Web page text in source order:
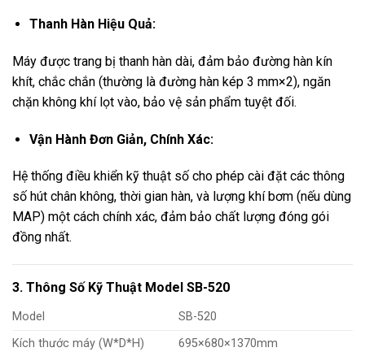
Thanh Hàn Hiệu Quả:
Máy được trang bị thanh hàn dài, đảm bảo đường hàn kín
khít, chắc chắn (thường là đường hàn kép 3 mm×2), ngăn
chặn không khí lọt vào, bảo vệ sản phẩm tuyệt đối.
Vận Hành Đơn Giản, Chính Xác:
Hệ thống điều khiển kỹ thuật số cho phép cài đặt các thông
số hút chân không, thời gian hàn, và lượng khí bơm (nếu dùng
MAP) một cách chính xác, đảm bảo chất lượng đóng gói
đồng nhất.
3. Thông Số Kỹ Thuật Model SB-520
Model
SB-520
Kích thước máy (W*D*H)
695×680×1370mm